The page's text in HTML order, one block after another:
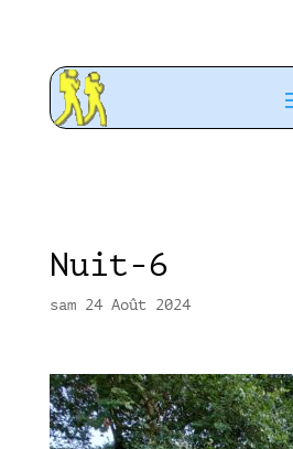
Nuit-6
sam 24 Août 2024